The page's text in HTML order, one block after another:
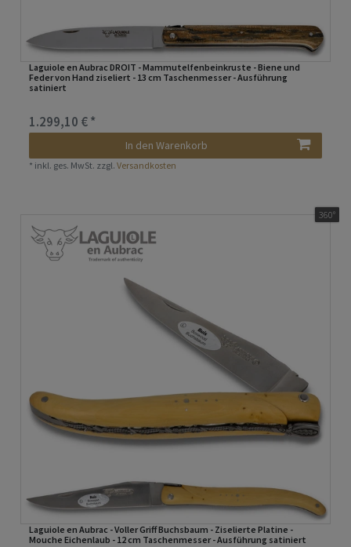
Laguiole en Aubrac DROIT - Mammutelfenbeinkruste - Biene und
Feder von Hand ziseliert - 13 cm Taschenmesser - Ausführung
satiniert
1.299,10 € *
In den Warenkorb
* inkl. ges. MwSt. zzgl.Versandkosten
Laguiole en Aubrac - Voller Griff Buchsbaum - Ziselierte Platine -
Mouche Eichenlaub - 12 cm Taschenmesser - Ausführung satiniert
360°